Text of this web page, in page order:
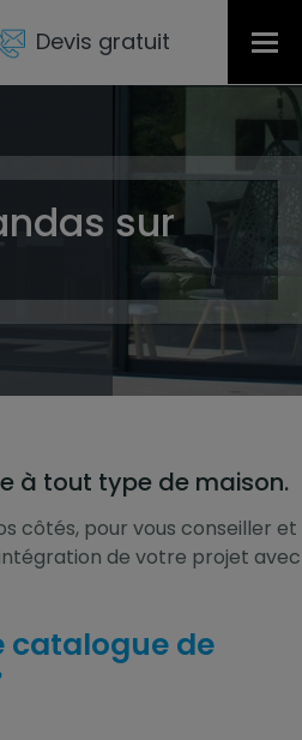
Devis gratuit
sur
à tout type de maison.
côtés, pour vous conseiller et
de votre projet avec
catalogue de